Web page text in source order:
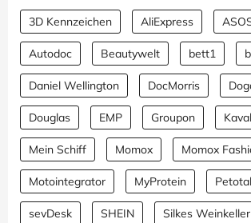
3D Kennzeichen AliExpress
Autodoc Beautywelt bett1
Daniel Wellington DocMorris
Douglas EMP Groupon
Mein Schiff Momox Momox
Motointegrator MyProtein Petotal
sevDesk SHEIN Silkes Weinkeller